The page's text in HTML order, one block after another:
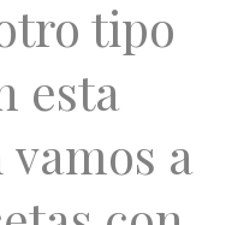
tipo
esta
vamos a